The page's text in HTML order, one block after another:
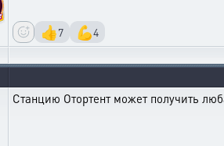
👍7 💪4
Станцию Отортент может получить